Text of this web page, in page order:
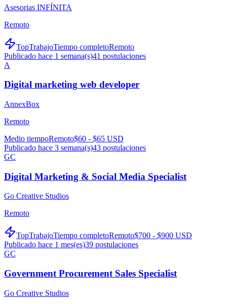
Asesorias INFÍNITA
Remoto
TopTrabajoTiempo completoRemoto
Publicado hace 1 semana(s)41 postulaciones
A
Digital marketing web developer
AnnexBox
Remoto
Medio tiempoRemoto$60 - $65 USD
Publicado hace 3 semana(s)43 postulaciones
GC
Digital Marketing & Social Media Specialist
Go Creative Studios
Remoto
TopTrabajoTiempo completoRemoto$700 - $900 USD
Publicado hace 1 mes(es)39 postulaciones
GC
Government Procurement Sales Specialist
Go Creative Studios